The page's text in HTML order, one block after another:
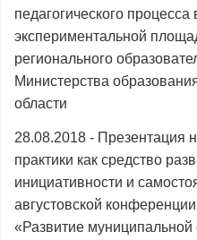
педагогического
экспериментальной
регионального
Министерства
области
28.08.2018 - Презентация
практики как средство
инициативности и
августовской
«Развитие